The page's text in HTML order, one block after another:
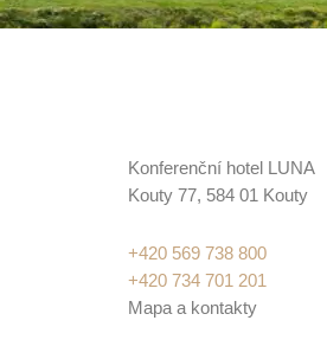
Konferenční hotel LUNA
Kouty 77, 584 01 Kouty
+420 569 738 800
+420 734 701 201
Mapa a kontakty